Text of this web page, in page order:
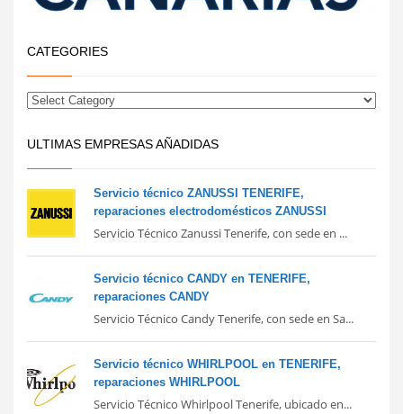
CATEGORIES
ULTIMAS EMPRESAS AÑADIDAS
Servicio técnico ZANUSSI TENERIFE,
reparaciones electrodomésticos ZANUSSI
Servicio Técnico Zanussi Tenerife, con sede en ...
Servicio técnico CANDY en TENERIFE,
reparaciones CANDY
Servicio Técnico Candy Tenerife, con sede en Sa...
Servicio técnico WHIRLPOOL en TENERIFE,
reparaciones WHIRLPOOL
Servicio Técnico Whirlpool Tenerife, ubicado en...